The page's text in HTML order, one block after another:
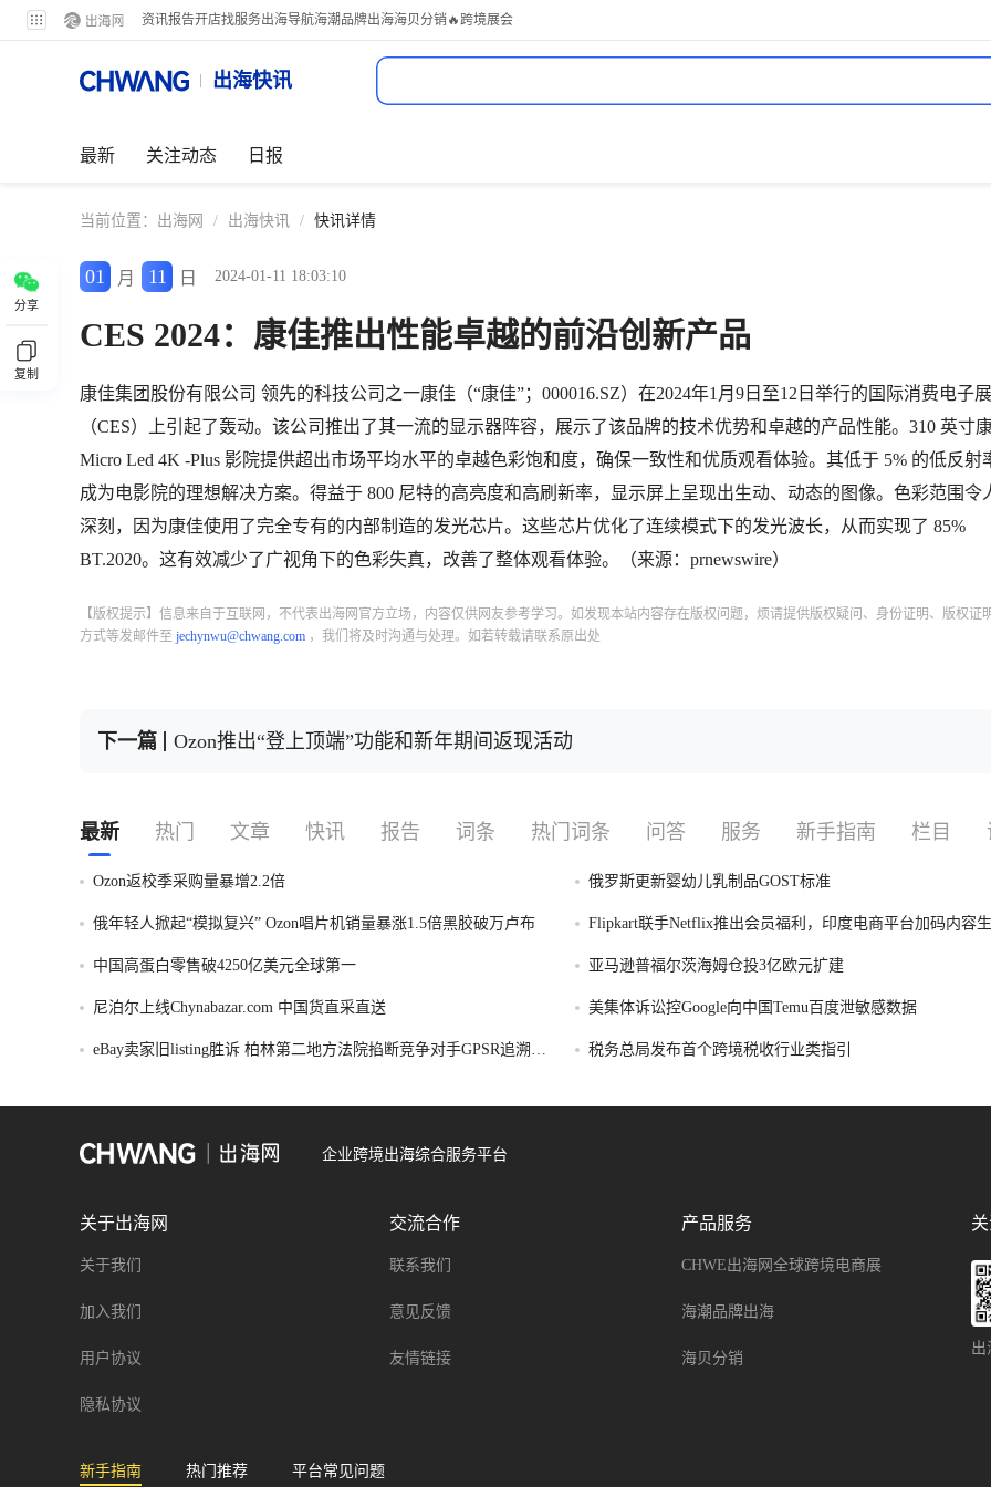
资讯报告开店找服务出海导航海潮品牌出海海贝分销 🔥跨境展会
出海快讯
最新 关注动态 日报
当前位置： 出海网 / 出海快讯 / 快讯详情
分享
复制
01 月 11 日 2024-01-11 18:03:10
CES 2024：康佳推出性能卓越的前沿创新产品
康佳集团股份有限公司 领先的科技公司之一康佳（“康佳”；000016.SZ）在2024年1月9日至12日举行的国际消费电子展
（CES）上引起了轰动。该公司推出了其一流的显示器阵容，展示了该品牌的技术优势和卓越的产品性能。310 英寸
Micro Led 4K -Plus 影院提供超出市场平均水平的卓越色彩饱和度，确保一致性和优质观看体验。其低于 5% 的低反射
成为电影院的理想解决方案。得益于 800 尼特的高亮度和高刷新率，显示屏上呈现出生动、动态的图像。色彩范围令
深刻，因为康佳使用了完全专有的内部制造的发光芯片。这些芯片优化了连续模式下的发光波长，从而实现了 85%
BT.2020。这有效减少了广视角下的色彩失真，改善了整体观看体验。（来源：prnewswire）
【版权提示】信息来自于互联网，不代表出海网官方立场，内容仅供网友参考学习。如发现本站内容存在版权问题，烦请提供版权疑问、身份证明、版权证
方式等发邮件至 jechynwu@chwang.com ，我们将及时沟通与处理。如若转载请联系原出处
下一篇 Ozon推出“登上顶端”功能和新年期间返现活动
最新 热门 文章 快讯 报告 词条 热门词条 问答 服务 新手指南 栏目
Ozon返校季采购量暴增2.2倍 俄罗斯更新婴幼儿乳制品GOST标准
俄年轻人掀起“模拟复兴” Ozon唱片机销量暴涨1.5倍黑胶破万卢布 Flipkart联手Netflix推出会员福利，印度电商平台加码内容
中国高蛋白零售破4250亿美元全球第一 亚马逊普福尔茨海姆仓投3亿欧元扩建
尼泊尔上线Chynabazar.com 中国货直采直送 美集体诉讼控Google向中国Temu百度泄敏感数据
eBay卖家旧listing胜诉 柏林第二地方法院掐断竞争对手GPSR追溯禁
税务总局发布首个跨境税收行业类指引
企业跨境出海综合服务平台
关于出海网
关于我们
加入我们
用户协议
隐私协议
交流合作
联系我们
意见反馈
友情链接
产品服务
CHWE出海网全球跨境电商展
海潮品牌出海
海贝分销
关
出
新手指南 热门推荐 平台常见问题